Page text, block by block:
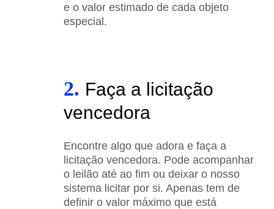
e o valor estimado de cada objeto
especial.
2. Faça a licitação
vencedora
Encontre algo que adora e faça a
licitação vencedora. Pode acompanhar
o leilão até ao fim ou deixar o nosso
sistema licitar por si. Apenas tem de
definir o valor máximo que está